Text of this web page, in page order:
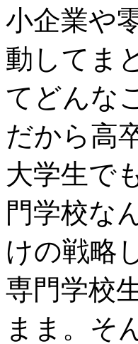
小企業や
動してま
てどんな
だから高
大学生で
門学校な
けの戦略
専門学校
まま。そ